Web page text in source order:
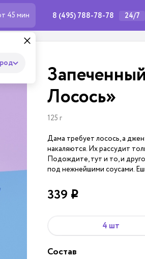
45 мин 8 (495) 788-78-78 24/7
Лосось»
125 г
Дама требует лосось, а
накаляются. Их рассудит
Подождите, тут и то, и
под нежнейшими соусами.
339 i
4 шт
Состав